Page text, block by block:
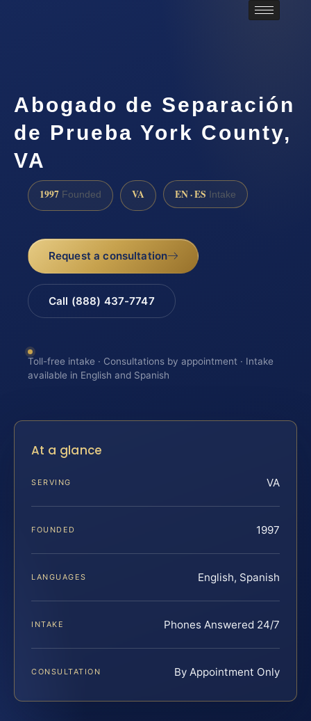
Abogado de Separación
de Prueba York County,
VA
1997 Founded VA EN · ES Intake
Request a consultation
Call (888) 437-7747
Toll-free intake · Consultations by appointment · Intake
available in English and Spanish
At a glance
SERVING VA
FOUNDED 1997
LANGUAGES English, Spanish
INTAKE Phones Answered 24/7
CONSULTATION By Appointment Only